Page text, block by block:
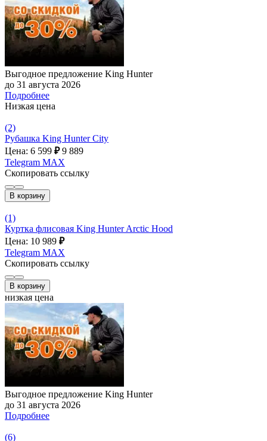
Выгодное предложение King Hunter
до 31 августа 2026
Подробнее
Низкая цена
(2)
Рубашка King Hunter City
Цена: 6 599 ₽ 9 889
Telegram MAX
Скопировать ссылку
В корзину
(1)
Куртка флисовая King Hunter Arctic Hood
Цена: 10 989 ₽
Telegram MAX
Скопировать ссылку
В корзину
низкая цена
Выгодное предложение King Hunter
до 31 августа 2026
Подробнее
(6)